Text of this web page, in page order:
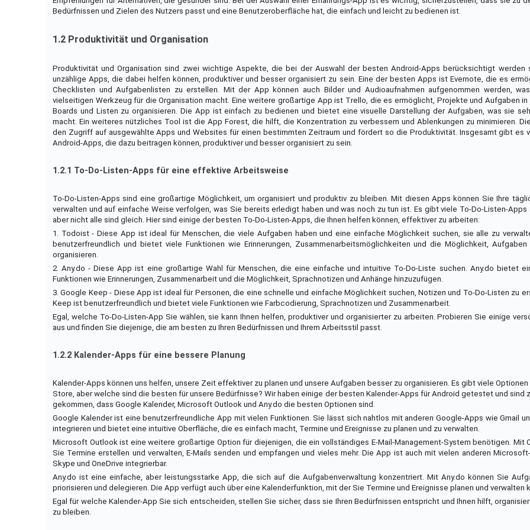
Bedürfnissen und Zielen des Nutzers passt und eine Benutzeroberfläche hat, die einfach und leicht zu bedienen ist.
1.2 Produktivität und Organisation
Produktivität und Organisation sind zwei wichtige Aspekte, die bei der Auswahl der besten Android-Apps berücksichtigt werden
unzählige Apps, die dabei helfen können, produktiver und besser organisiert zu sein. Eine der besten Apps ist Evernote, die es
Checklisten und Aufgabenlisten zu erstellen. Mit der App können auch Bilder und Audioaufnahmen aufgenommen werden,
vielseitigen Werkzeug für die Organisation macht. Eine weitere großartige App ist Trello, die es ermöglicht, Projekte und Aufgaben
Boards und Listen zu organisieren. Die App ist einfach zu bedienen und bietet eine visuelle Darstellung der Aufgaben, was sie
macht. Ein weiteres nützliches Tool ist die App Forest, die hilft, die Konzentration zu verbessern und Ablenkungen zu minimieren.
den Zugriff auf ausgewählte Apps und Websites für einen bestimmten Zeitraum und fördert so die Produktivität. Insgesamt gibt es
Android-Apps, die dazu beitragen können, produktiver und besser organisiert zu sein.
1.2.1 To-Do-Listen-Apps für eine effektive Arbeitsweise
To-Do-Listen-Apps sind eine großartige Möglichkeit, um organisiert und produktiv zu bleiben. Mit diesen Apps können Sie Ihre
verwalten und auf einfache Weise verfolgen, was Sie bereits erledigt haben und was noch zu tun ist. Es gibt viele To-Do-Listen-Apps
aber nicht alle sind gleich. Hier sind einige der besten To-Do-Listen-Apps, die Ihnen helfen können, effektiver zu arbeiten:
1. Todoist - Diese App ist ideal für Menschen, die viele Aufgaben haben und eine einfache Möglichkeit suchen, sie alle zu
benutzerfreundlich und bietet viele Funktionen wie Erinnerungen, Zusammenarbeitsmöglichkeiten und die Möglichkeit,
organisieren.
2. Any.do - Diese App ist eine großartige Wahl für Menschen, die eine einfache und intuitive To-Do-Liste suchen. Any.do bietet
Funktionen wie Erinnerungen, Zusammenarbeit und die Möglichkeit, Sprachnotizen und Anhänge hinzuzufügen.
3. Google Keep - Diese App ist ideal für Personen, die eine schnelle und einfache Möglichkeit suchen, Notizen und To-Do-Listen zu
Keep ist benutzerfreundlich und bietet viele Funktionen wie Farbcodierung, Sprachnotizen und Zusammenarbeit.
Egal, welche To-Do-Listen-App Sie wählen, sie kann Ihnen helfen, produktiver und organisierter zu arbeiten. Probieren Sie einige
aus und finden Sie diejenige, die am besten zu Ihren Bedürfnissen und Ihrem Arbeitsstil passt.
1.2.2 Kalender-Apps für eine bessere Planung
Kalender-Apps können uns helfen, unsere Zeit effektiver zu planen und unsere Aufgaben besser zu organisieren. Es gibt viele Optionen
Store, aber welche sind die besten für unsere Bedürfnisse? Wir haben einige der besten Kalender-Apps für Android getestet und sind
gekommen, dass Google Kalender, Microsoft Outlook und Any.do die besten Optionen sind.
Google Kalender ist eine benutzerfreundliche App mit vielen Funktionen. Sie lässt sich nahtlos mit anderen Google-Apps wie Gmail
integrieren und bietet eine intuitive Oberfläche, die es einfach macht, Termine und Ereignisse zu planen und zu verwalten.
Microsoft Outlook ist eine weitere großartige Option für diejenigen, die ein vollständiges E-Mail-Management-System benötigen. Mit
Sie Termine erstellen und verwalten, E-Mails senden und empfangen und vieles mehr. Die App ist auch mit vielen anderen
Skype und OneDrive integrierbar.
Any.do ist eine einfache, aber leistungsstarke App, die sich auf die Aufgabenverwaltung konzentriert. Mit Any.do können Sie
priorisieren und delegieren. Die App verfügt auch über eine Kalenderfunktion, mit der Sie Termine und Ereignisse planen und verwalten
Egal für welche Kalender-App Sie sich entscheiden, stellen Sie sicher, dass sie Ihren Bedürfnissen entspricht und Ihnen hilft,
zu bleiben.